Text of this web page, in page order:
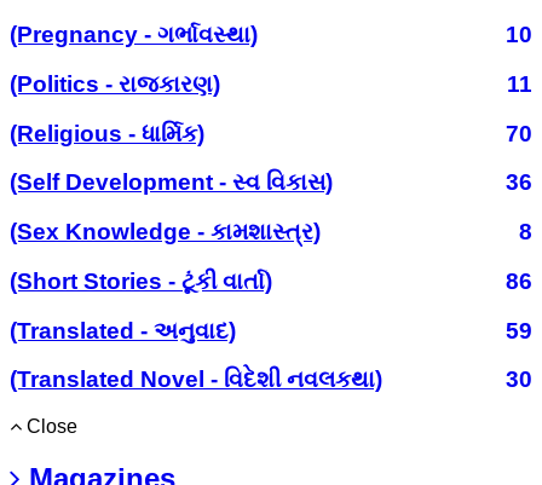
(Pregnancy - ગર્ભાવસ્થા)
10
(Politics - રાજકારણ)
11
(Religious - ધાર્મિક)
70
(Self Development - સ્વ વિકાસ)
36
(Sex Knowledge - કામશાસ્ત્ર)
8
(Short Stories - ટૂંકી વાર્તા)
86
(Translated - અનુવાદ)
59
(Translated Novel - વિદેશી નવલકથા)
30
Close
Magazines